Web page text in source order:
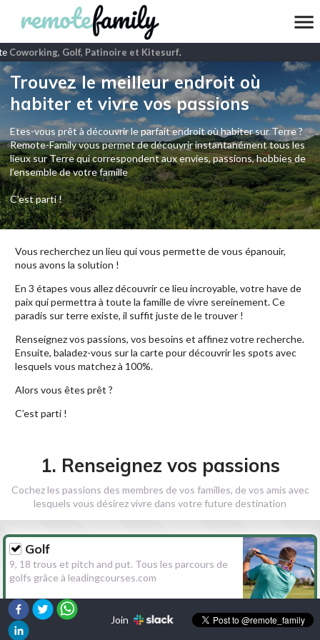
Coworking, Golf, Patinoire et Kitesurf.
Trouvez le meilleur endroit où
habiter et vivre vos passions
Etes-vous prêt à découvrir le parfait endroit où habiter sur Terre ?
Remote-Family vous permet de découvrir instantanément tous les
lieux sur Terre qui correspondent aux envies, passions, hobbies de
l’ensemble de votre famille
C'est parti !
Vous recherchez un lieu qui vous permette de vous épanouir,
nous avons la solution !
En 3 étapes vous allez découvrir ce lieu incroyable, votre have de
paix qui permettra à toute la famille de vivre sereinement. Ce
paradis sur terre existe, il suffit juste de le trouver !
Renseignez vos passions, vos besoins et affinez votre recherche.
Ensuite, baladez-vous sur la carte pour découvrir les spots avec
lesquels vous matchez à 100%.
Alors vous êtes prêt ?
C’est parti !
1. Renseignez vos passions
Cochez les passions des membres de vos familles, de vos amis avec
lesquels vous désirez vivre dans votre future destination
Golf
9, 18 trous et pitch and put. Tous les parcours de
golfs grâce à leadingcourses.com
Randonnée
Join